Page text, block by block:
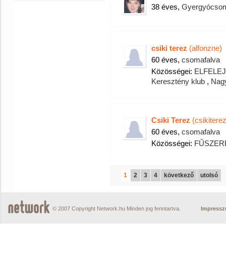
38 éves,
csiki terez (alfonzne)
60 éves, csomafalva
Közösségei:
Keresztény klub ,
Csiki Terez
60 éves, csomafalva
Közösségei:
1 2 3 4 következő utolsó
© 2007 Copyright Network.hu Minden jog fenntartva.